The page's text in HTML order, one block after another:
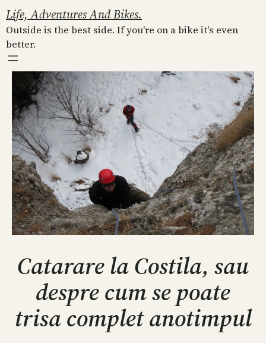
Skip
to
content
Life, Adventures And Bikes.
Outside is the best side. If you're on a bike it's even
better.
Catarare la Costila, sau
despre cum se poate
trisa complet anotimpul